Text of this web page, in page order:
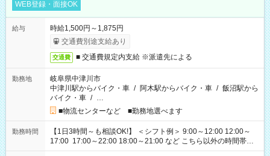
WEB登録・面接OK
給与
時給1,500円～1,875円
交通費別途支給あり
交通費 ■ 交通費規定内支給 ※派遣先による
勤務地
岐阜県中津川市
中津川駅からバイク・車 / 阿木駅からバイク・車 / 飯沼駅から
バイク・車 / …
■物流センターなど ■勤務地選べます
勤務時間
【1日3時間～も相談OK!】 ＜シフト例＞ 9:00～12:00 12:00～
17:00 17:00～22:00 18:00～21:00 など こちら以外の時間帯も
お気軽にご相談ください！